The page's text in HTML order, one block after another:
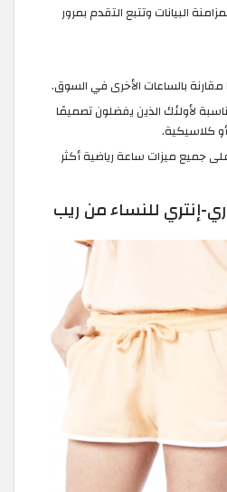
البيانات وتتبع التقدم بمرور
بالساعات الأخرى في السوق.
لأولئك الذين يفضلون تصميمًا
كلاسيكية.
جميع ميزات ساعة رياضية أكثر
إنتري للنساء من ريب